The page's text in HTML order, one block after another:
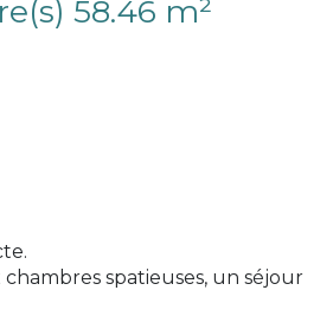
Appartement 3 pièce(s) 2 chambre(s) 58.46 m²
spatieuses, un séjour